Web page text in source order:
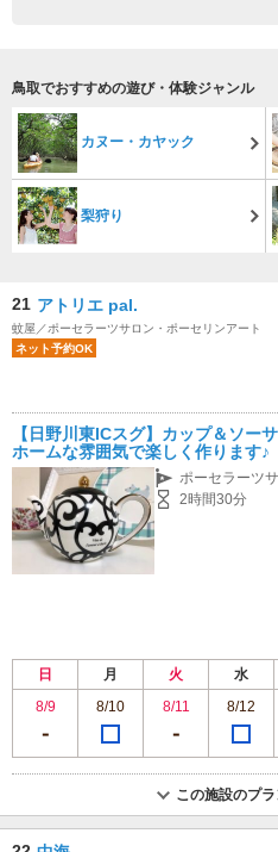
鳥取でおすすめの遊び・体験ジャンル
カヌー・カヤック
梨狩り
21 アトリエ pal.
蚊屋／ポーセラーツサロン・ポーセリンアート
ネット予約OK
【日野川東ICスグ】カップ＆ソー
ホームな雰囲気で楽しく作ります♪
ポーセラーツ
2時間30分
日 月 火 水
8/9
8/10 8/11 8/12
この施設のプ